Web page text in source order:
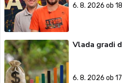
6. 8. 2026 ob
Vlada gradi
6. 8. 2026 ob